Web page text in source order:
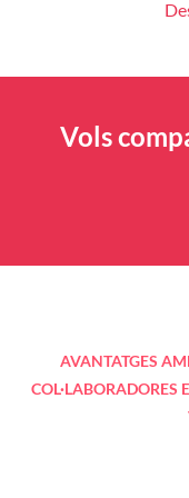
Vols
AVANTATGES
COL·LABORADORES